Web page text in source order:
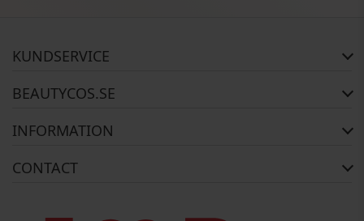
KUNDSERVICE
BEAUTYCOS.SE
INFORMATION
Sekretesspolicy
CONTACT
webshop@beautycos.se